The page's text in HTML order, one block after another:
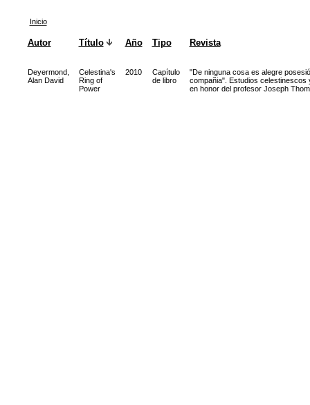
Inicio
Autor Título Año Tipo Revista
Deyermond,
Alan David
Celestina's
Ring of
Power
2010
Capítulo
de libro
"De ninguna cosa es alegre
compañia". Estudios celestinescos
en honor del profesor Joseph